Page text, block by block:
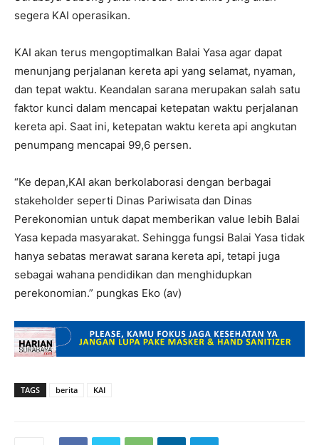
segera KAI operasikan.
KAI akan terus mengoptimalkan Balai Yasa agar dapat
menunjang perjalanan kereta api yang selamat, nyaman,
dan tepat waktu. Keandalan sarana merupakan salah satu
faktor kunci dalam mencapai ketepatan waktu perjalanan
kereta api. Saat ini, ketepatan waktu kereta api angkutan
penumpang mencapai 99,6 persen.
“Ke depan,KAI akan berkolaborasi dengan berbagai
stakeholder seperti Dinas Pariwisata dan Dinas
Perekonomian untuk dapat memberikan value lebih Balai
Yasa kepada masyarakat. Sehingga fungsi Balai Yasa tidak
hanya sebatas merawat sarana kereta api, tetapi juga
sebagai wahana pendidikan dan menghidupkan
perekonomian.” pungkas Eko (av)
TAGS berita KAI